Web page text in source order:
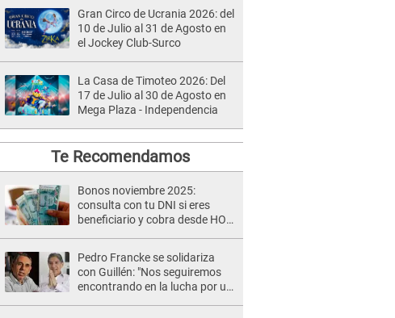
Gran Circo de Ucrania 2026: del
10 de Julio al 31 de Agosto en
el Jockey Club-Surco
La Casa de Timoteo 2026: Del
17 de Julio al 30 de Agosto en
Mega Plaza - Independencia
Te Recomendamos
Bonos noviembre 2025:
consulta con tu DNI si eres
beneficiario y cobra desde HOY
Pedro Francke se solidariza
con Guillén: "Nos seguiremos
encontrando en la lucha por un